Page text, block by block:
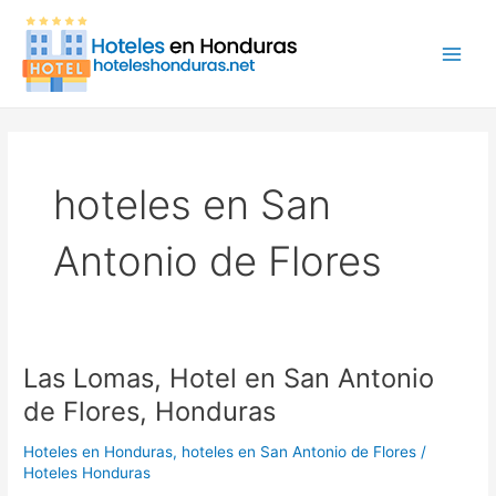
contenido
hoteles en San
Antonio de Flores
Las Lomas, Hotel en San Antonio
de Flores, Honduras
Hoteles en Honduras, hoteles en San Antonio de Flores /
Hoteles Honduras
Las
Lomas,
Hotel
en
San